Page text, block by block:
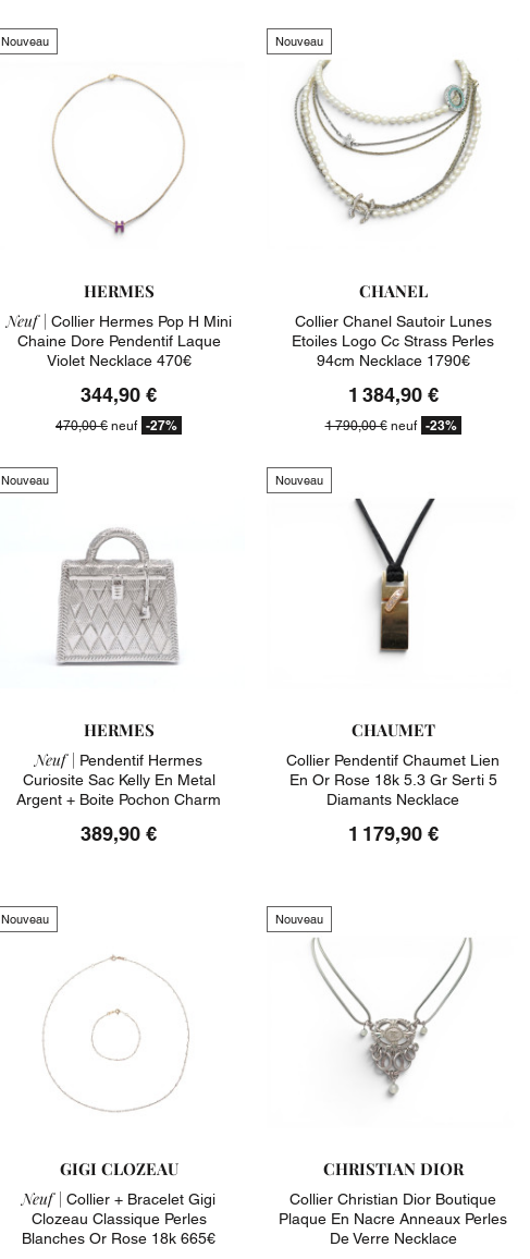
Nouveau
HERMES
Neuf | Collier Hermes Pop H Mini
Chaine Dore Pendentif Laque
Violet Necklace 470€
344,90 €
470,00 € neuf -27%
Nouveau
CHANEL
Collier Chanel Sautoir Lunes
Etoiles Logo Cc Strass Perles
94cm Necklace 1790€
1 384,90 €
1 790,00 €neuf -23%
Nouveau
HERMES
Neuf | Pendentif Hermes
Curiosite Sac Kelly En Metal
Argent + Boite Pochon Charm
389,90 €
Nouveau
CHAUMET
Collier Pendentif Chaumet Lien
En Or Rose 18k 5.3 Gr Serti 5
Diamants Necklace
1 179,90 €
Nouveau
GIGI CLOZEAU
Neuf | Collier + Bracelet Gigi
Clozeau Classique Perles
Blanches Or Rose 18k 665€
Nouveau
CHRISTIAN DIOR
Collier Christian Dior Boutique
Plaque En Nacre Anneaux Perles
De Verre Necklace